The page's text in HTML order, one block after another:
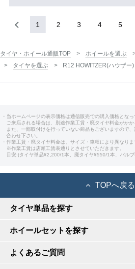
1 2 3 4 5
タイヤ・ホイール通販TOP ホイールを選ぶ
タイヤを選ぶ
R12 HOWITZER(ハウザ
・当ホームページの表示価格は通信販売での購入価格となっ
ご来店される場合は、別途作業工賃・廃タイヤ料金がかか
また、一部取付けを行っていない商品もございますので
合わせ下さい。
・作業工賃・廃タイヤ料金は、サイズ・車種により異なりま
※作業工賃は店頭工賃表通りとさせていただきます。
目安:(タイヤ単品¥2,200/1本、廃タイヤ¥550/1本、バル
TOPへ戻る
タイヤ単品を探す
ホイールセットを探す
よくあるご質問